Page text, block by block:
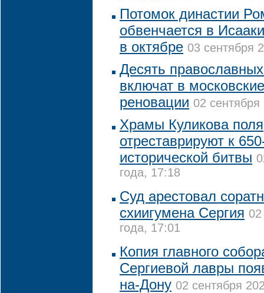
Потомок династии
обвенчается в
в октябре 03 сентября
Десять
включат в
реновации 02
Храмы Куликова поля
отреставрируют к
исторической битвы
года, 17:18
Суд арестовал
схиигумена Сергия
года, 17:01
Копия главного
Сергиевой лавры
на-Дону 02 сентября